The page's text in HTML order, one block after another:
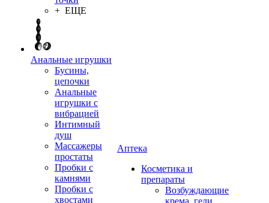
+ ЕЩЕ
Анальные игрушки
Бусины,
цепочки
Анальные
игрушки с
вибрацией
Интимный
душ
Массажеры
простаты
Пробки с
камнями
Пробки с
хвостами
Аптека
Косметика и
препараты
Возбуждающие
крема, гели